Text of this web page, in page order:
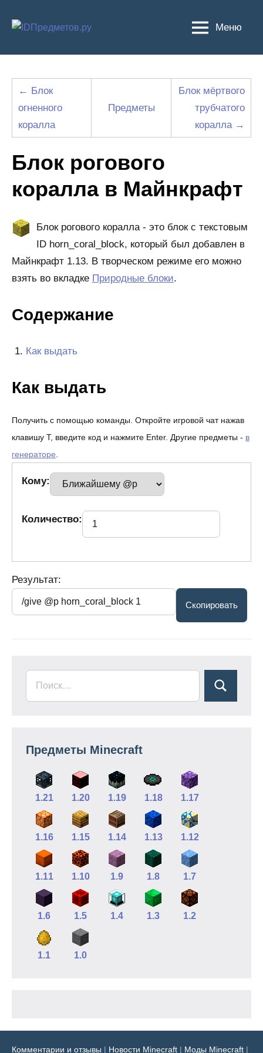
Меню
← Блок
огненного
коралла
Предметы
Блок мёртвого
трубчатого
коралла →
Блок рогового
коралла в Майнкрафт
Блок рогового коралла - это блок с текстовым
ID horn_coral_block, который был добавлен в
Майнкрафт 1.13. В творческом режиме его можно
взять во вкладке Природные блоки.
Содержание
Как выдать
Как выдать
Получить с помощью команды. Откройте игровой чат нажав
клавишу T, введите код и нажмите Enter. Другие предметы - в
генераторе.
Кому:
Количество:
Результат:
Предметы Minecraft
1.21 1.20 1.19 1.18 1.17
1.16 1.15 1.14 1.13 1.12
1.11 1.10 1.9 1.8 1.7
1.6 1.5 1.4 1.3 1.2
1.1 1.0
Комментарии и отзывы | Новости Minecraft | Моды Minecraft |